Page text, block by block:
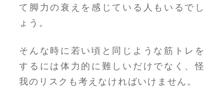
て脚力の衰えを感じている人もいるでし
ょう。
そんな時に若い頃と同じような筋トレを
するには体力的に難しいだけでなく、怪
我のリスクも考えなければいけません。